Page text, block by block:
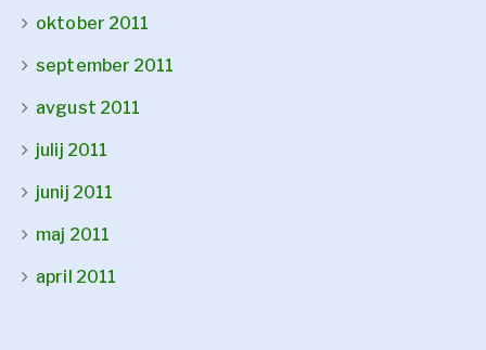
oktober 2011
september 2011
avgust 2011
julij 2011
junij 2011
maj 2011
april 2011